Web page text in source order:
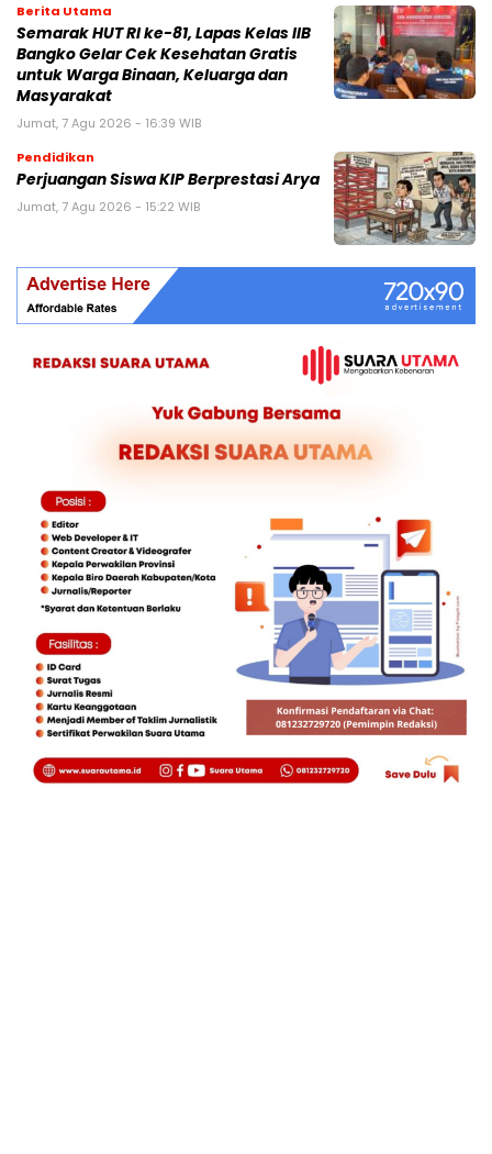
Berita Utama
Semarak HUT RI ke-81, Lapas Kelas IIB
Bangko Gelar Cek Kesehatan Gratis
untuk Warga Binaan, Keluarga dan
Masyarakat
Jumat, 7 Agu 2026 - 16:39 WIB
Pendidikan
Perjuangan Siswa KIP Berprestasi Arya
Jumat, 7 Agu 2026 - 15:22 WIB